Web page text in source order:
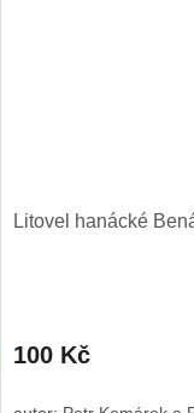
Litovel hanácké
100 Kč